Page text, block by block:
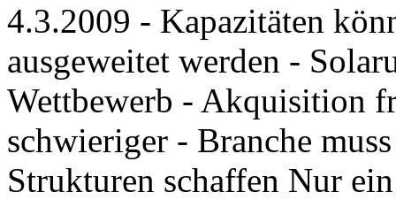
4.3.2009 - Kapazitäten
ausgeweitet werden -
Wettbewerb - Akquisition
schwieriger - Branche
Strukturen schaffen Nur